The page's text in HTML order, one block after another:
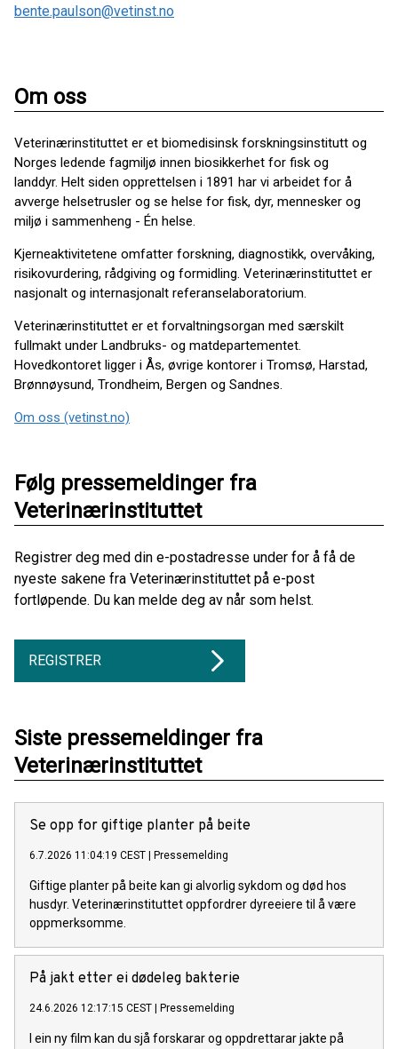
bente.paulson@vetinst.no
Om oss
Veterinærinstituttet er et biomedisinsk forskningsinstitutt og
Norges ledende fagmiljø innen biosikkerhet for fisk og
landdyr. Helt siden opprettelsen i 1891 har vi arbeidet for å
avverge helsetrusler og se helse for fisk, dyr, mennesker og
miljø i sammenheng - Én helse.
Kjerneaktivitetene omfatter forskning, diagnostikk, overvåking,
risikovurdering, rådgiving og formidling. Veterinærinstituttet er
nasjonalt og internasjonalt referanselaboratorium.
Veterinærinstituttet er et forvaltningsorgan med særskilt
fullmakt under Landbruks- og matdepartementet.
Hovedkontoret ligger i Ås, øvrige kontorer i Tromsø, Harstad,
Brønnøysund, Trondheim, Bergen og Sandnes.
Om oss (vetinst.no)
Følg pressemeldinger fra
Veterinærinstituttet
Registrer deg med din e-postadresse under for å få de
nyeste sakene fra Veterinærinstituttet på e-post
fortløpende. Du kan melde deg av når som helst.
REGISTRER
Siste pressemeldinger fra
Veterinærinstituttet
Se opp for giftige planter på beite
6.7.2026 11:04:19 CEST Pressemelding
Giftige planter på beite kan gi alvorlig sykdom og død hos
husdyr. Veterinærinstituttet oppfordrer dyreeiere til å være
oppmerksomme.
På jakt etter ei dødeleg bakterie
24.6.2026 12:17:15 CEST Pressemelding
I ein ny film kan du sjå forskarar og oppdrettarar jakte på